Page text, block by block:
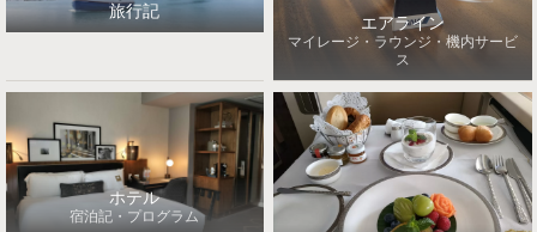
旅行記
エアライン
マイレージ・ラウンジ・機内サービ
ス
ホテル
宿泊記・プログラム